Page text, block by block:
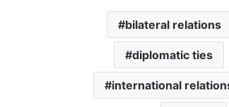
bilateral relations
diplomatic ties
international